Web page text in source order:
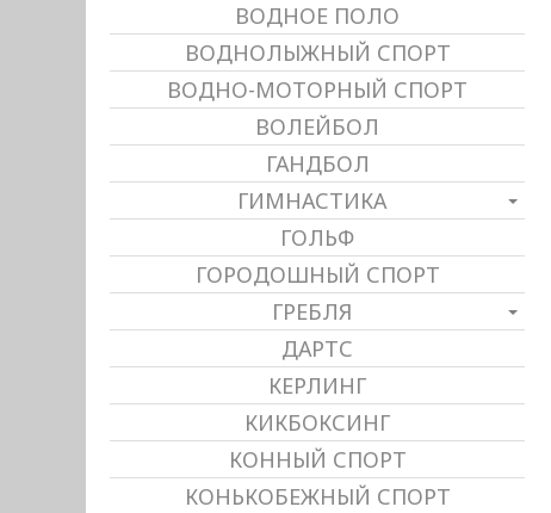
ВОДНОЕ ПОЛО
ВОДНОЛЫЖНЫЙ СПОРТ
ВОДНО-МОТОРНЫЙ СПОРТ
ВОЛЕЙБОЛ
ГАНДБОЛ
ГИМНАСТИКА
ГОЛЬФ
ГОРОДОШНЫЙ СПОРТ
ГРЕБЛЯ
ДАРТС
КЕРЛИНГ
КИКБОКСИНГ
КОННЫЙ СПОРТ
КОНЬКОБЕЖНЫЙ СПОРТ